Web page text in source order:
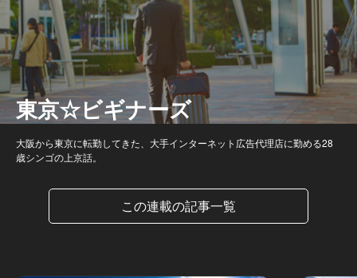
東京☆ビギナーズ
大阪から東京に転勤してきた、大手インターネット広告代理店に勤める28
歳シンゴの上京話。
この連載の記事一覧